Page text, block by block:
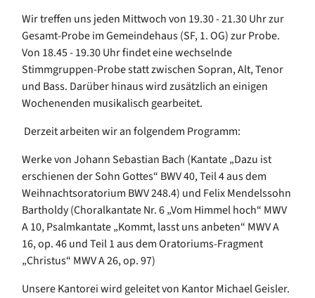
Wir treffen uns jeden Mittwoch von 19.30 - 21.30 Uhr zur
Gesamt-Probe im Gemeindehaus (SF, 1. OG) zur Probe.
Von 18.45 - 19.30 Uhr findet eine wechselnde
Stimmgruppen-Probe statt zwischen Sopran, Alt, Tenor
und Bass. Darüber hinaus wird zusätzlich an einigen
Wochenenden musikalisch gearbeitet.
Derzeit arbeiten wir an folgendem Programm:
Werke von Johann Sebastian Bach (Kantate „Dazu ist
erschienen der Sohn Gottes“ BWV 40, Teil 4 aus dem
Weihnachtsoratorium BWV 248.4) und Felix Mendelssohn
Bartholdy (Choralkantate Nr. 6 „Vom Himmel hoch“ MWV
A 10, Psalmkantate „Kommt, lasst uns anbeten“ MWV A
16, op. 46 und Teil 1 aus dem Oratoriums-Fragment
„Christus“ MWV A 26, op. 97)
Unsere Kantorei wird geleitet von Kantor Michael Geisler.